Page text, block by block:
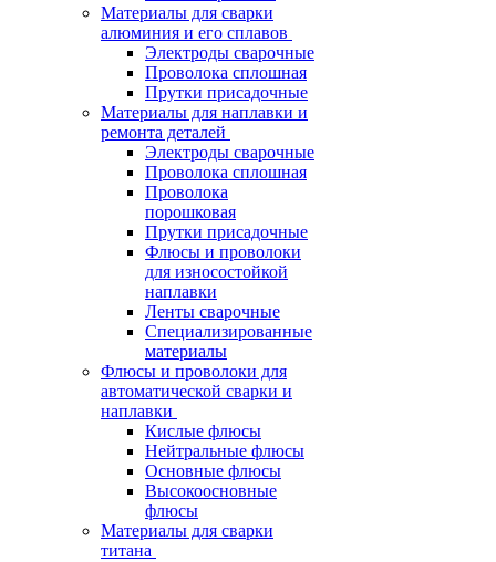
Материалы для сварки
алюминия и его сплавов
Электроды сварочные
Проволока сплошная
Прутки присадочные
Материалы для наплавки и
ремонта деталей
Электроды сварочные
Проволока сплошная
Проволока
порошковая
Прутки присадочные
Флюсы и проволоки
для износостойкой
наплавки
Ленты сварочные
Специализированные
материалы
Флюсы и проволоки для
автоматической сварки и
наплавки
Кислые флюсы
Нейтральные флюсы
Основные флюсы
Высокоосновные
флюсы
Материалы для сварки
титана